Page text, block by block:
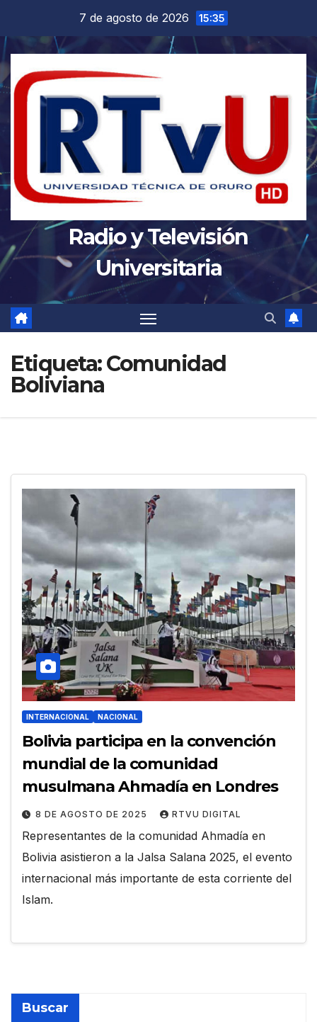
contenido
7 de agosto de 2026 15:35
Radio y Televisión
Universitaria
Etiqueta:Comunidad
Boliviana
INTERNACIONAL NACIONAL
Bolivia participa en la convención
mundial de la comunidad
musulmana Ahmadía en Londres
8 DE AGOSTO DE 2025 RTVU DIGITAL
Representantes de la comunidad Ahmadía en
Bolivia asistieron a la Jalsa Salana 2025, el evento
internacional más importante de esta corriente del
Islam.
Buscar